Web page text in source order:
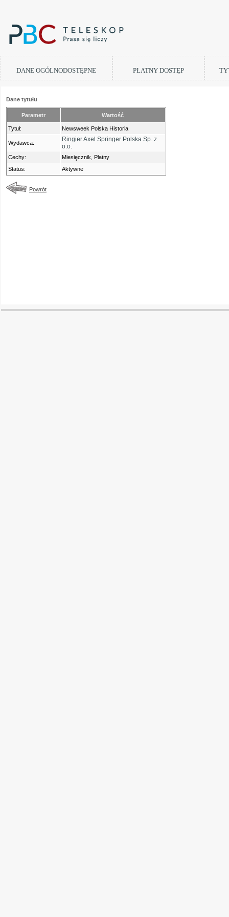
DANE OGÓLNODOSTĘPNE PŁATNY DOSTĘP
Dane tytułu
Parametr Wartość
Tytuł: Newsweek Polska Historia
Wydawca:
Ringier Axel Springer Polska Sp. z
o.o.
Cechy:
Miesięcznik, Płatny
Status:
Aktywne
Powrót